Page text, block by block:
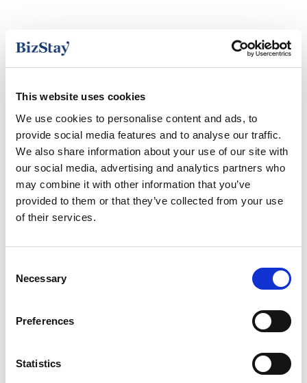
This website uses cookies
We use cookies to personalise content and ads, to
provide social media features and to analyse our traffic.
We also share information about your use of our site with
our social media, advertising and analytics partners who
may combine it with other information that you’ve
provided to them or that they’ve collected from your use
of their services.
Selection
Necessary
Preferences
Statistics